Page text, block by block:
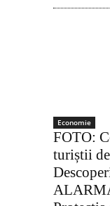
Economie
FOTO:
turiștii